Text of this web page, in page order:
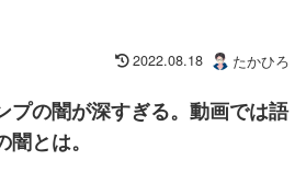
2022.08.18 たかひろ
プの闇が深すぎる。動画では語
とは。